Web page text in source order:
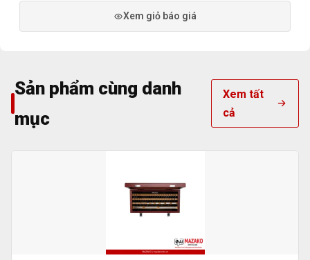
Xem giỏ báo giá
Sản phẩm cùng danh
mục
Xem tất
cả